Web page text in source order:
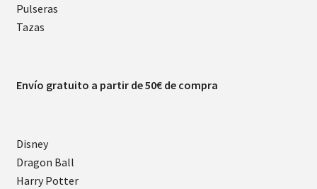
Pulseras
Tazas
Envío gratuito a partir de 50€ de compra
Disney
Dragon Ball
Harry Potter